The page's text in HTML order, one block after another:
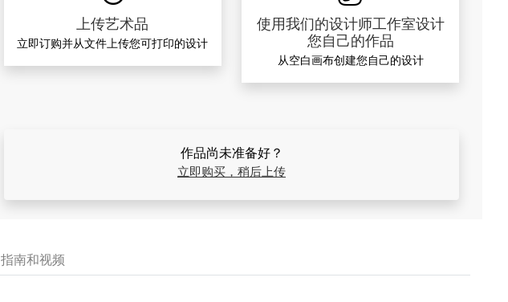
上传艺术品
立即订购并从文件上传您可打印的设计
使用我们的设计师工作室设计
您自己的作品
从空白画布创建您自己的设计
作品尚未准备好？
立即购买，稍后上传
指南和视频